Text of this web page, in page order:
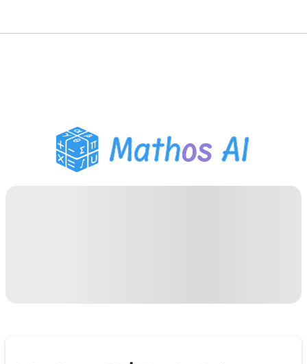
PDF Huiswerk Helper
Studietools